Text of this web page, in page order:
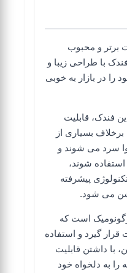
برتر و محبوب
با طراحی زیبا و
را در بازار به خوبی
فندک، قابلیت
بسیاری از
سرد می شوند و
شوند،
تکنولوژی پیشرفته
می شود.
است که
گیرد و استفاده
با داشتن قابلیت
به دلخواه خود